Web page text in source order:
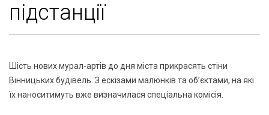
підстанції
Шість нових мурал-артів до дня міста прикрасять стіни
Вінницьких будівель. З ескізами малюнків та об’єктами, на які
їх наноситимуть вже визначилася спеціальна комісія.